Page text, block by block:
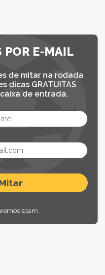
POR E-MAIL
de mitar na rodada
dicas GRATUITAS
de entrada.
spam.